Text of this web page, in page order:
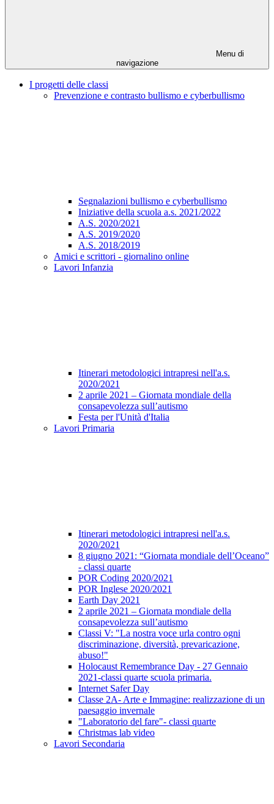
Menu di
navigazione
I progetti delle classi
Prevenzione e contrasto bullismo e cyberbullismo
Segnalazioni bullismo e cyberbullismo
Iniziative della scuola a.s. 2021/2022
A.S. 2020/2021
A.S. 2019/2020
A.S. 2018/2019
Amici e scrittori - giornalino online
Lavori Infanzia
Itinerari metodologici intrapresi nell'a.s.
2020/2021
2 aprile 2021 – Giornata mondiale della
consapevolezza sull’autismo
Festa per l'Unità d'Italia
Lavori Primaria
Itinerari metodologici intrapresi nell'a.s.
2020/2021
8 giugno 2021: “Giornata mondiale dell’Oceano”
- classi quarte
POR Coding 2020/2021
POR Inglese 2020/2021
Earth Day 2021
2 aprile 2021 – Giornata mondiale della
consapevolezza sull’autismo
Classi V: "La nostra voce urla contro ogni
discriminazione, diversità, prevaricazione,
abuso!"
Holocaust Remembrance Day - 27 Gennaio
2021-classi quarte scuola primaria.
Internet Safer Day
Classe 2A- Arte e Immagine: realizzazione di un
paesaggio invernale
"Laboratorio del fare"- classi quarte
Christmas lab video
Lavori Secondaria